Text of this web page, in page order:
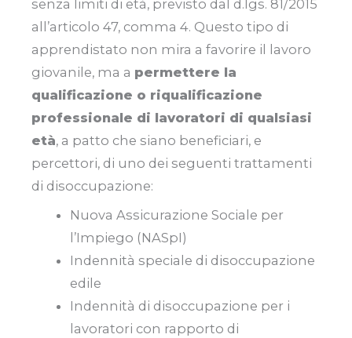
senza limiti di età, previsto dal d.lgs. 81/2015
all’articolo 47, comma 4. Questo tipo di
apprendistato non mira a favorire il lavoro
giovanile, ma a permettere la
qualificazione o riqualificazione
professionale di lavoratori di qualsiasi
età, a patto che siano beneficiari, e
percettori, di uno dei seguenti trattamenti
di disoccupazione:
Nuova Assicurazione Sociale per
l’Impiego (NASpI)
Indennità speciale di disoccupazione
edile
Indennità di disoccupazione per i
lavoratori con rapporto di